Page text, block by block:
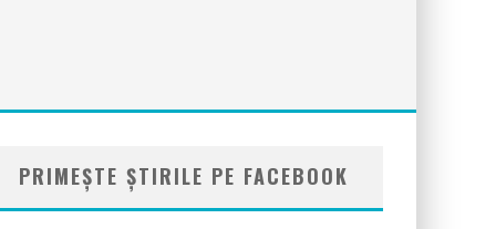
PRIMEȘTE ȘTIRILE PE FACEBOOK